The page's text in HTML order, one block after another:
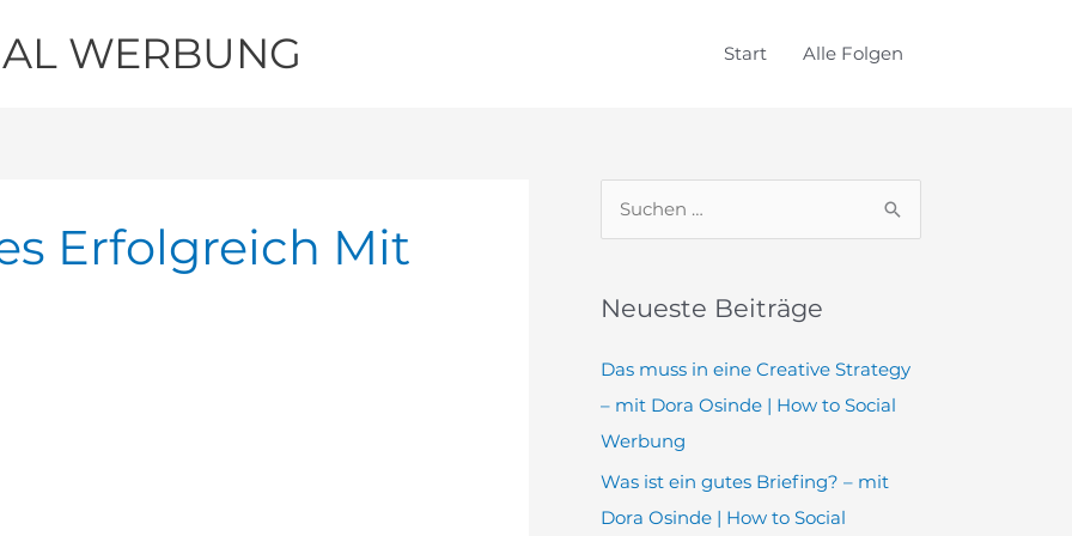
WERBUNG Start Alle Folgen
Erfolgreich Mit
h
e
n
Neueste Beiträge
Das muss in eine Creative Strategy
– mit Dora Osinde | How to Social
Werbung
Was ist ein gutes Briefing? – mit
Dora Osinde | How to Social